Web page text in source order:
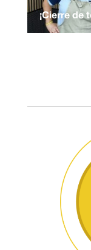
¡Cierre de